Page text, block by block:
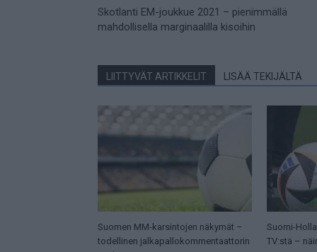
Skotlanti EM-joukkue 2021 – pienimmällä
mahdollisella marginaalilla kisoihin
LIITTYVÄT ARTIKKELIT LISÄÄ TEKIJÄLTÄ
Suomen MM-karsintojen näkymät –
todellinen jalkapallokommentaattorin
Suomi-
TV:stä –